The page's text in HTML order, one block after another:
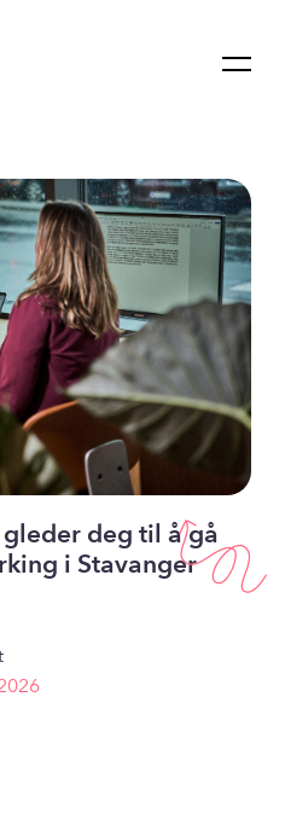
deg til å gå
i Stavanger